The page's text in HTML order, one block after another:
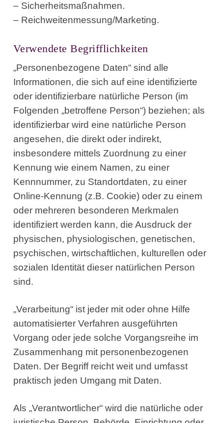
– Sicherheitsmaßnahmen.
– Reichweitenmessung/Marketing.
Verwendete Begrifflichkeiten
„Personenbezogene Daten“ sind alle
Informationen, die sich auf eine identifizierte
oder identifizierbare natürliche Person (im
Folgenden „betroffene Person“) beziehen; als
identifizierbar wird eine natürliche Person
angesehen, die direkt oder indirekt,
insbesondere mittels Zuordnung zu einer
Kennung wie einem Namen, zu einer
Kennnummer, zu Standortdaten, zu einer
Online-Kennung (z.B. Cookie) oder zu einem
oder mehreren besonderen Merkmalen
identifiziert werden kann, die Ausdruck der
physischen, physiologischen, genetischen,
psychischen, wirtschaftlichen, kulturellen oder
sozialen Identität dieser natürlichen Person
sind.
„Verarbeitung“ ist jeder mit oder ohne Hilfe
automatisierter Verfahren ausgeführten
Vorgang oder jede solche Vorgangsreihe im
Zusammenhang mit personenbezogenen
Daten. Der Begriff reicht weit und umfasst
praktisch jeden Umgang mit Daten.
Als „Verantwortlicher“ wird die natürliche oder